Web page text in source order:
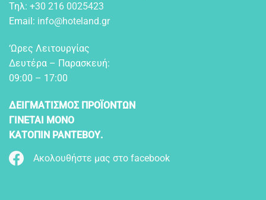
Τηλ: +30 216 0025423
Email: info@hoteland.gr
‘Ωρες Λειτουργίας
Δευτέρα – Παρασκευή:
09:00 – 17:00
ΔΕΙΓΜΑΤΙΣΜΟΣ ΠΡΟΪΟΝΤΩΝ
ΓΙΝΕΤΑΙ ΜΟΝΟ
ΚΑΤΟΠΙΝ ΡΑΝΤΕΒΟΥ.
Ακολουθήστε μας στο facebook